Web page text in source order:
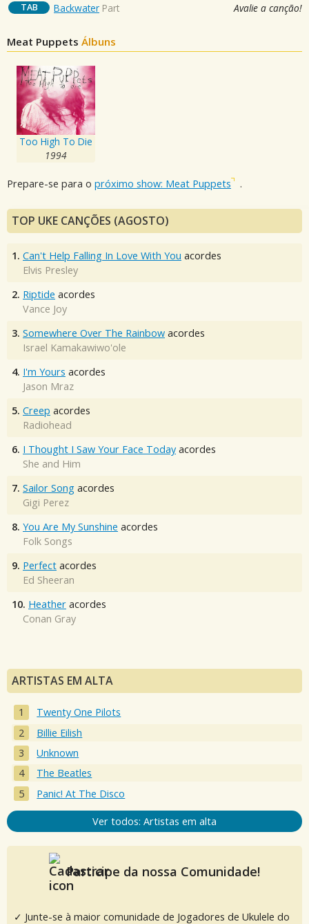
TAB Backwater Part Avalie a canção!
Meat Puppets Álbuns
Too High To Die
1994
Prepare-se para o próximo show: Meat Puppets .
TOP UKE CANÇÕES (AGOSTO)
1. Can't Help Falling In Love With You acordes
Elvis Presley
2. Riptide acordes
Vance Joy
3. Somewhere Over The Rainbow acordes
Israel Kamakawiwo'ole
4. I'm Yours acordes
Jason Mraz
5. Creep acordes
Radiohead
6. I Thought I Saw Your Face Today acordes
She and Him
7. Sailor Song acordes
Gigi Perez
8. You Are My Sunshine acordes
Folk Songs
9. Perfect acordes
Ed Sheeran
10. Heather acordes
Conan Gray
ARTISTAS EM ALTA
Twenty One Pilots
Billie Eilish
Unknown
The Beatles
Panic! At The Disco
Ver todos: Artistas em alta
Participe da nossa Comunidade!
✓ Junte-se à maior comunidade de Jogadores de Ukulele do